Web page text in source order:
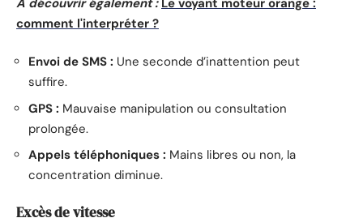
comment l'interpréter ?
Envoi de SMS : Une seconde d’inattention peut
suffire.
GPS : Mauvaise manipulation ou consultation
prolongée.
Appels téléphoniques : Mains libres ou non, la
concentration diminue.
Excès de vitesse